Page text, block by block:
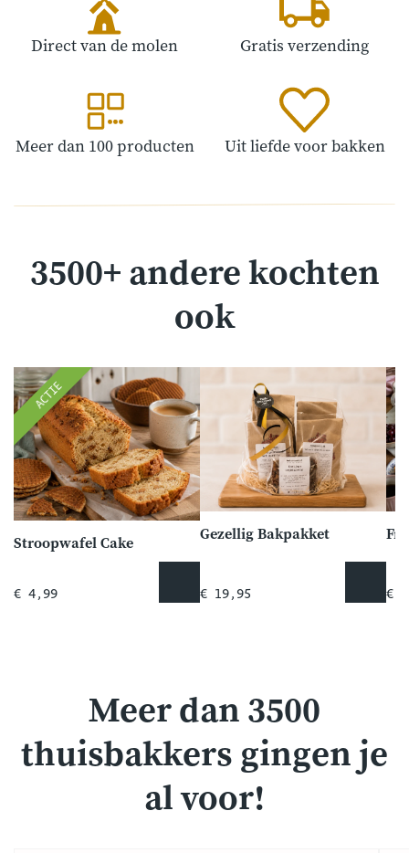
Direct van de molen Gratis verzending
Meer dan 100 producten Uit liefde voor bakken
3500+ andere kochten
ook
ACTIE
Stroopwafel Cake
€ 4,99
Gezellig Bakpakket
€ 19,95 €
Meer dan 3500
thuisbakkers gingen je
al voor!